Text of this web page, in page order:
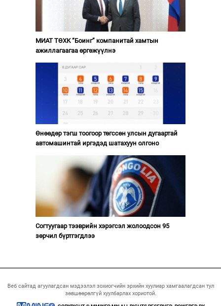
МИАТ ТӨХК “Боинг” компанитай хамтын
ажиллагаагаа өргөжүүлнэ
Өнөөдөр тэгш тоогоор төгссөн улсын дугаартай
автомашинтай иргэдэд шатахуун олгоно
Согтуугаар тээврийн хэрэгсэл жолоодсон 95
зөрчил бүртгэгдлээ
Веб сайтад агуулагдсан мэдээлэл зохиогчийн эрхийн хуулиар хамгаалагдсан тул
зөвшөөрөлгүй хуулбарлах хориотой.